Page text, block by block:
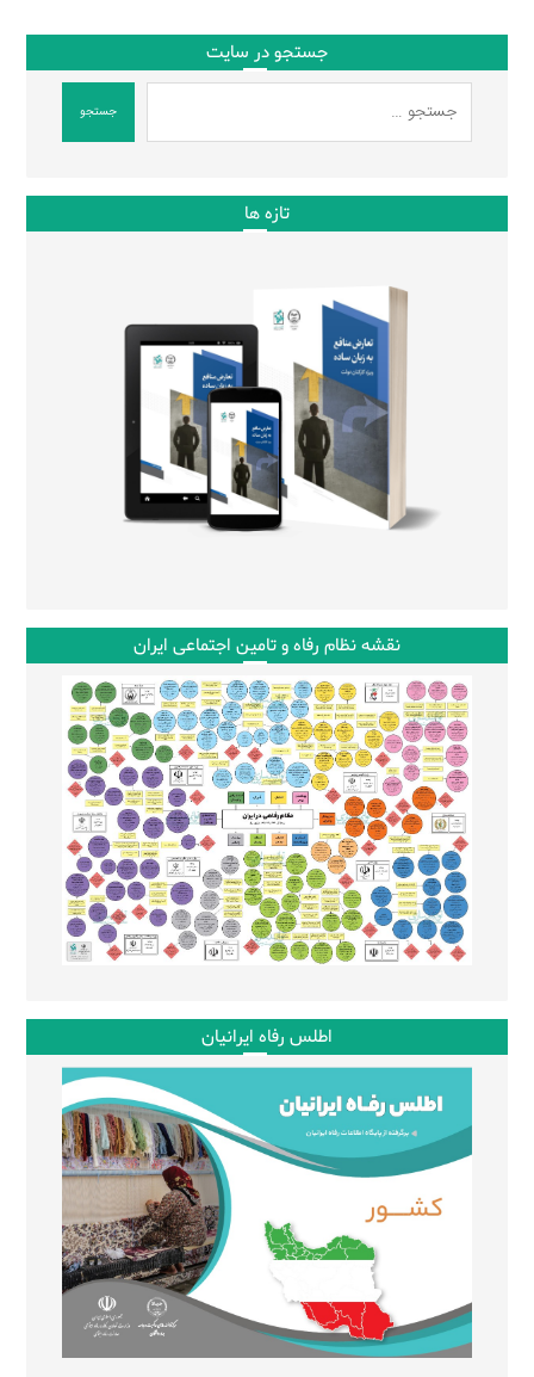
جستجو در سایت
جستجو
تازه ها
نقشه نظام رفاه و تامین اجتماعی ایران
اطلس رفاه ایرانیان